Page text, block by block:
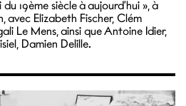
19ème siècle à aujourd’hui », à
Elizabeth Fischer, Clém
Le Mens, ainsi que Antoine Idier,
Damien Delille.